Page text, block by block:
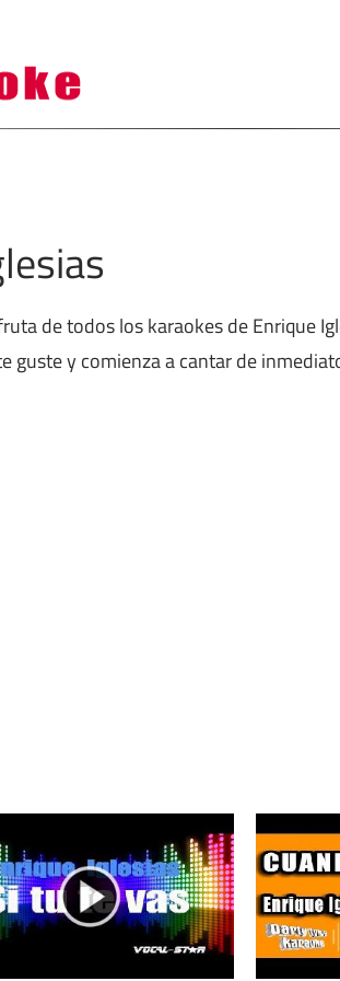
de todos los karaokes de Enrique
guste y comienza a cantar de